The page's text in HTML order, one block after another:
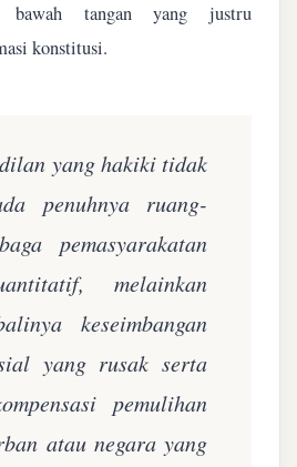
bawah tangan yang justru
konstitusi.
yang hakiki tidak
penuhnya ruang-
pemasyarakatan
melainkan
keseimbangan
yang rusak serta
pemulihan
atau negara yang